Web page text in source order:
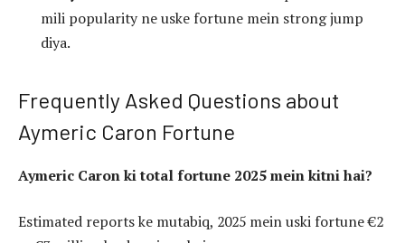
mili popularity ne uske fortune mein strong jump
diya.
Frequently Asked Questions about
Aymeric Caron Fortune
Aymeric Caron ki total fortune 2025 mein kitni hai?
Estimated reports ke mutabiq, 2025 mein uski fortune €2